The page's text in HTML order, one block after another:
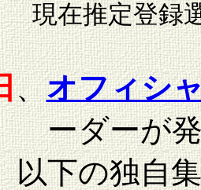
現在推定登録
、オフィシ
ーダーが
以下の独自